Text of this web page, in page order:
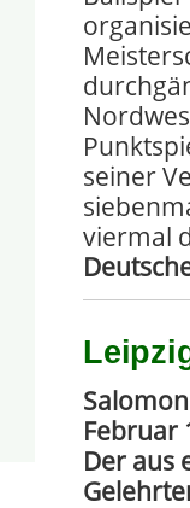
seiner
viermal
Februar
Der aus